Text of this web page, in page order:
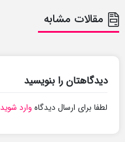
مقالات مشابه
دیدگاهتان را بنویسید
لطفا برای ارسال دیدگاه وارد شوید